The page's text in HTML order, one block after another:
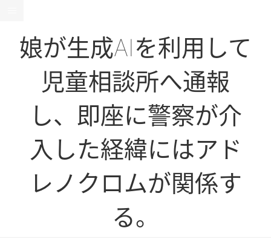
娘が生成AIを利用して
児童相談所へ通報
し、即座に警察が介
入した経緯にはアド
レノクロムが関係す
る。